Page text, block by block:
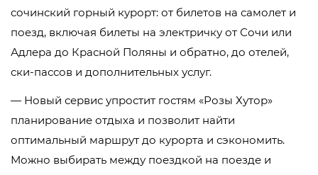
сочинский горный курорт: от билетов на самолет и
поезд, включая билеты на электричку от Сочи или
Адлера до Красной Поляны и обратно, до отелей,
ски-пассов и дополнительных услуг.
— Новый сервис упростит гостям «Розы Хутор»
планирование отдыха и позволит найти
оптимальный маршрут до курорта и сэкономить.
Можно выбирать между поездкой на поезде и